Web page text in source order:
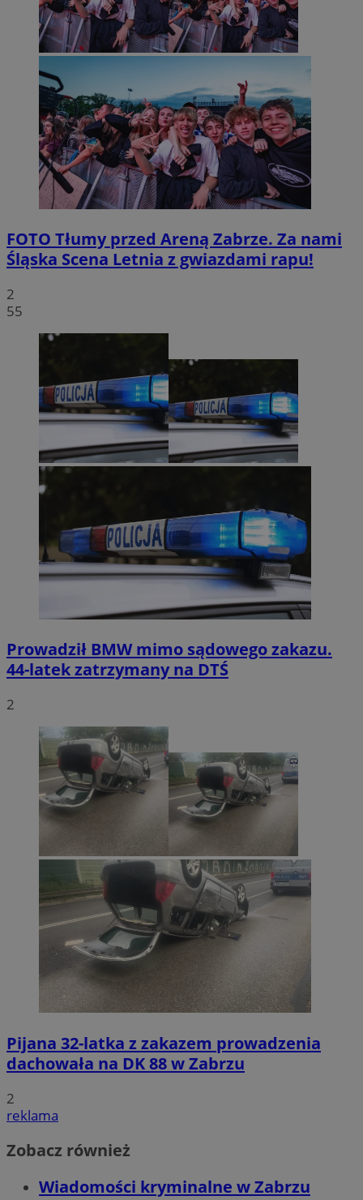
FOTO Tłumy przed Areną Zabrze. Za nami
Śląska Scena Letnia z gwiazdami rapu!
2
55
Prowadził BMW mimo sądowego zakazu.
44-latek zatrzymany na DTŚ
2
Pijana 32-latka z zakazem prowadzenia
dachowała na DK 88 w Zabrzu
2
reklama
Zobacz również
Wiadomości kryminalne w Zabrzu